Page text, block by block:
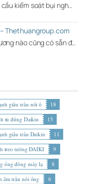
kiểm soát bụi ngh…
Thethuangroup.com
nào cũng có sẵn đ…
giấu trần nối ố
18
tủ đứng Daikin
15
giấu trần Daikin
11
treo tường DAIKI
9
ống đồng máy lạ
8
âm trần nối ống
6